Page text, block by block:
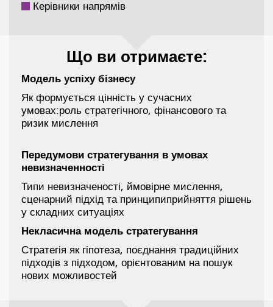
Керівники напрямів
Що ви отримаєте:
Модель успіху бізнесу
Як формується цінність у сучасних
умовах:роль стратегічного, фінансового та
ризик мислення
Передумови стратегування в умовах
невизначенності
Типи невизначеності, ймовірне мислення,
сценарний підхід та принципиприйняття рішень
у складних ситуаціях
Некласична модель стратегування
Стратегія як гіпотеза, поєднання традиційних
підходів з підходом, орієнтованим на пошук
нових можливостей